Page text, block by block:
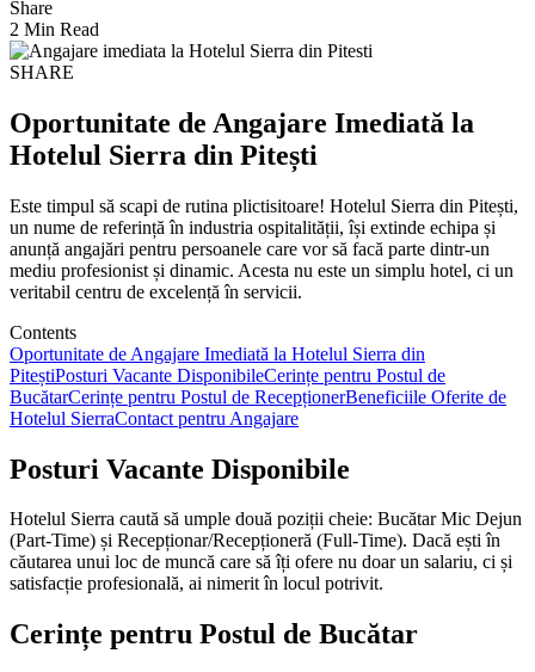
Share
2 Min Read
SHARE
Oportunitate de Angajare Imediată la
Hotelul Sierra din Pitești
Este timpul să scapi de rutina plictisitoare! Hotelul Sierra din Pitești,
un nume de referință în industria ospitalității, își extinde echipa și
anunță angajări pentru persoanele care vor să facă parte dintr-un
mediu profesionist și dinamic. Acesta nu este un simplu hotel, ci un
veritabil centru de excelență în servicii.
Contents
Oportunitate de Angajare Imediată la Hotelul Sierra din
PiteștiPosturi Vacante DisponibileCerințe pentru Postul de
BucătarCerințe pentru Postul de RecepționerBeneficiile Oferite de
Hotelul SierraContact pentru Angajare
Posturi Vacante Disponibile
Hotelul Sierra caută să umple două poziții cheie: Bucătar Mic Dejun
(Part-Time) și Recepționar/Recepționeră (Full-Time). Dacă ești în
căutarea unui loc de muncă care să îți ofere nu doar un salariu, ci și
satisfacție profesională, ai nimerit în locul potrivit.
Cerințe pentru Postul de Bucătar